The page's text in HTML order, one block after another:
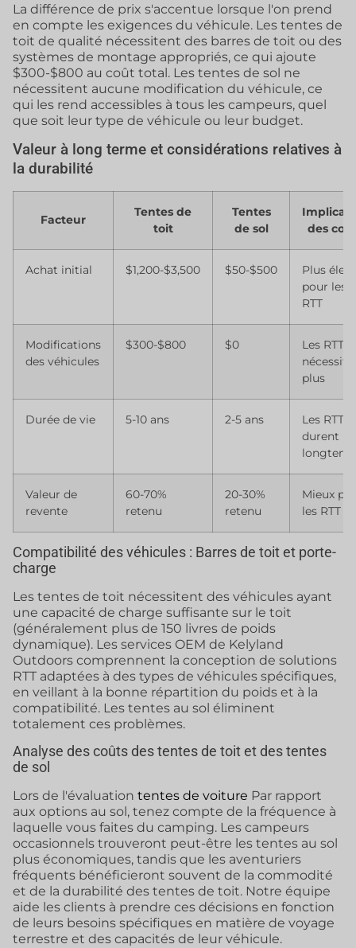
La différence de prix s'accentue lorsque l'on prend
en compte les exigences du véhicule. Les tentes de
toit de qualité nécessitent des barres de toit ou des
systèmes de montage appropriés, ce qui ajoute
$300-$800 au coût total. Les tentes de sol ne
nécessitent aucune modification du véhicule, ce
qui les rend accessibles à tous les campeurs, quel
que soit leur type de véhicule ou leur budget.
Valeur à long terme et considérations relatives à
la durabilité
Facteur
Tentes de
toit
Tentes
de sol
des
Achat initial $1,200-$3,500 $50-$500
Plus
pour les
RTT
Modifications
des véhicules
$300-$800 $0
Les RTT
plus
Durée de vie 5-10 ans 2-5 ans
Les RTT
durent
Valeur de
revente
60-70%
retenu
20-30%
retenu
Mieux
les RTT
Compatibilité des véhicules : Barres de toit et porte-
charge
Les tentes de toit nécessitent des véhicules ayant
une capacité de charge suffisante sur le toit
(généralement plus de 150 livres de poids
dynamique). Les services OEM de Kelyland
Outdoors comprennent la conception de solutions
RTT adaptées à des types de véhicules spécifiques,
en veillant à la bonne répartition du poids et à la
compatibilité. Les tentes au sol éliminent
totalement ces problèmes.
Analyse des coûts des tentes de toit et des tentes
de sol
Lors de l'évaluation tentes de voiture Par rapport
aux options au sol, tenez compte de la fréquence à
laquelle vous faites du camping. Les campeurs
occasionnels trouveront peut-être les tentes au sol
plus économiques, tandis que les aventuriers
fréquents bénéficieront souvent de la commodité
et de la durabilité des tentes de toit. Notre équipe
aide les clients à prendre ces décisions en fonction
de leurs besoins spécifiques en matière de voyage
terrestre et des capacités de leur véhicule.